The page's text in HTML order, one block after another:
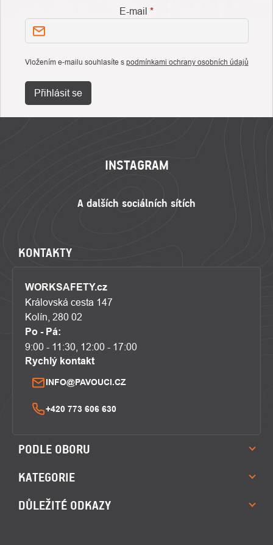
E-mail
Vložením e-mailu souhlasíte s podmínkami ochrany osobních údajů
Přihlásit se
INSTAGRAM
KONTAKTY
WORKSAFETY.cz
Královská cesta 147
Kolín, 280 02
Po - Pá:
9:00 - 11:30, 12:00 - 17:00
Rychlý kontakt
INFO@PAVOUCI.CZ
+420 773 606 630
PODLE OBORU
KATEGORIE
DŮLEŽITÉ ODKAZY